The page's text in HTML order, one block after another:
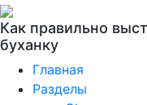
Как правильно
буханку
Главная
Разделы